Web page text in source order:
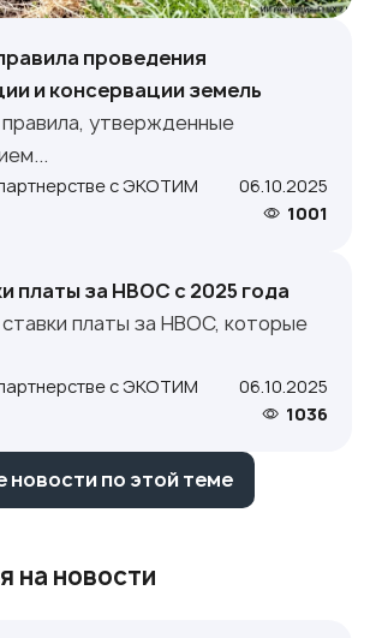
проведения
и консервации земель
утвержденные
с ЭКОТИМ
06.10.2025
1001
платы за НВОС с 2025 года
платы за НВОС, которые
с ЭКОТИМ
06.10.2025
1036
новости по этой теме
на новости